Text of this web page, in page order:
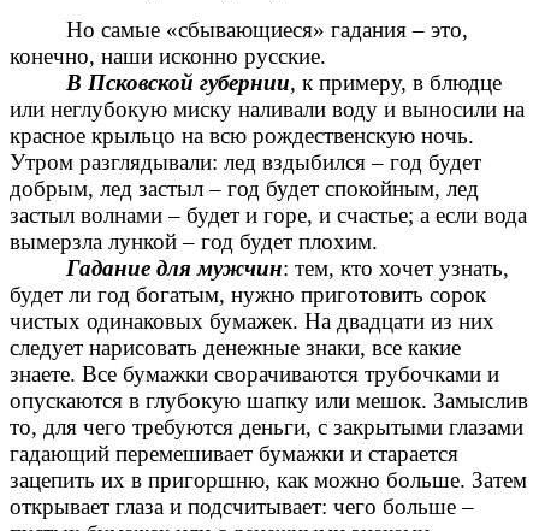
Но самые «сбывающиеся» гадания – это,
конечно, наши исконно русские.
В Псковской губернии, к примеру, в блюдце
или неглубокую миску наливали воду и выносили на
красное крыльцо на всю рождественскую ночь.
Утром разглядывали: лед вздыбился – год будет
добрым, лед застыл – год будет спокойным, лед
застыл волнами – будет и горе, и счастье; а если вода
вымерзла лункой – год будет плохим.
Гадание для мужчин: тем, кто хочет узнать,
будет ли год богатым, нужно приготовить сорок
чистых одинаковых бумажек. На двадцати из них
следует нарисовать денежные знаки, все какие
знаете. Все бумажки сворачиваются трубочками и
опускаются в глубокую шапку или мешок. Замыслив
то, для чего требуются деньги, с закрытыми глазами
гадающий перемешивает бумажки и старается
зацепить их в пригоршню, как можно больше. Затем
открывает глаза и подсчитывает: чего больше –